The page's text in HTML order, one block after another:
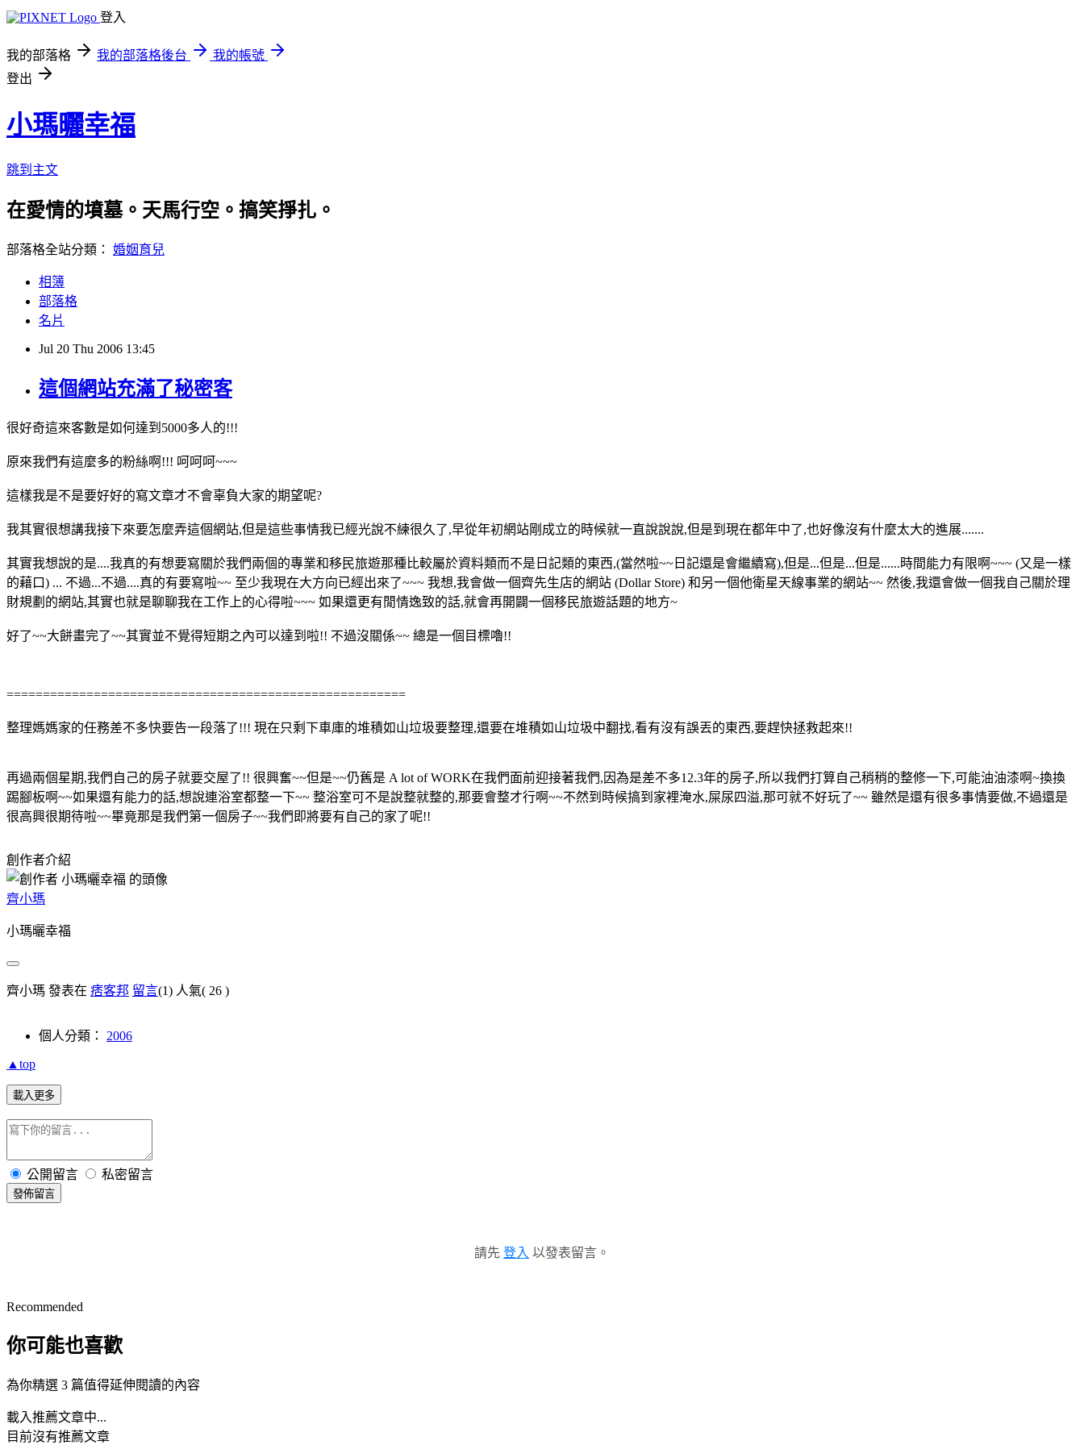
登入
我的部落格 我的部落格後台
我的帳號
登出
小瑪曬幸福
跳到主文
在愛情的墳墓。天馬行空。搞笑掙扎。
部落格全站分類： 婚姻育兒
相簿
部落格
名片
Jul 20 Thu 2006 13:45
這個網站充滿了秘密客
很好奇這來客數是如何達到5000多人的!!!
原來我們有這麼多的粉絲啊!!! 呵呵呵~~~
這樣我是不是要好好的寫文章才不會辜負大家的期望呢?
我其實很想講我接下來要怎麼弄這個網站,但是這些事情我已經光說不練很久了,早從年初網站剛成立的時候就一直說說說,但是到現在都年中了,也好像沒有什麼太大的進展.......
其實我想說的是....我真的有想要寫關於我們兩個的專業和移民旅遊那種比較屬於資料類而不是日記類的東西,(當然啦~~日記還是會繼續寫),但是...但是...但是......時間能力有限啊~~~ (又是一樣
的藉口) ... 不過...不過....真的有要寫啦~~ 至少我現在大方向已經出來了~~~ 我想,我會做一個齊先生店的網站 (Dollar Store) 和另一個他衛星天線事業的網站~~ 然後,我還會做一個我自己關於理
財規劃的網站,其實也就是聊聊我在工作上的心得啦~~~ 如果還更有閒情逸致的話,就會再開闢一個移民旅遊話題的地方~
好了~~大餅畫完了~~其實並不覺得短期之內可以達到啦!! 不過沒關係~~ 總是一個目標嚕!!
=======================================================
整理媽媽家的任務差不多快要告一段落了!!! 現在只剩下車庫的堆積如山垃圾要整理,還要在堆積如山垃圾中翻找,看有沒有誤丟的東西,要趕快拯救起來!!
再過兩個星期,我們自己的房子就要交屋了!! 很興奮~~但是~~仍舊是 A lot of WORK在我們面前迎接著我們,因為是差不多12.3年的房子,所以我們打算自己稍稍的整修一下,可能油油漆啊~換換
踢腳板啊~~如果還有能力的話,想說連浴室都整一下~~ 整浴室可不是說整就整的,那要會整才行啊~~不然到時候搞到家裡淹水,屎尿四溢,那可就不好玩了~~ 雖然是還有很多事情要做,不過還是
很高興很期待啦~~畢竟那是我們第一個房子~~我們即將要有自己的家了呢!!
創作者介紹
齊小瑪
小瑪曬幸福
齊小瑪 發表在 痞客邦 留言(1) 人氣( 26 )
個人分類： 2006
▲top
載入更多
公開留言 私密留言
發佈留言
請先 登入 以發表留言。
Recommended
你可能也喜歡
為你精選 3 篇值得延伸閱讀的內容
載入推薦文章中...
目前沒有推薦文章